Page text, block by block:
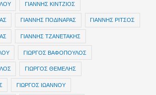
ΓΙΑΝΝΗΣ ΚΙΝΤΖΙΟΣ
ΓΙΑΝΝΗΣ ΠΟΔΙΝΑΡΑΣ ΓΙΑΝΝΗΣ ΡΙΤΣΟΣ
ΓΙΑΝΝΗΣ ΤΖΑΝΕΤΑΚΗΣ
ΓΙΩΡΓΟΣ ΒΑΦΟΠΟΥΛΟΣ
ΓΙΩΡΓΟΣ ΘΕΜΕΛΗΣ
ΓΙΩΡΓΟΣ ΙΩΑΝΝΟΥ